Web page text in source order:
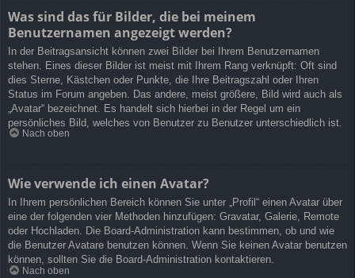
Was sind das für Bilder, die bei meinem
Benutzernamen angezeigt werden?
In der Beitragsansicht können zwei Bilder bei Ihrem Benutzernamen
stehen. Eines dieser Bilder ist meist mit Ihrem Rang verknüpft: Oft sind
dies Sterne, Kästchen oder Punkte, die Ihre Beitragszahl oder Ihren
Status im Forum angeben. Das andere, meist größere, Bild wird auch als
„Avatar“ bezeichnet. Es handelt sich hierbei in der Regel um ein
persönliches Bild, welches von Benutzer zu Benutzer unterschiedlich ist.
Nach oben
Wie verwende ich einen Avatar?
In Ihrem persönlichen Bereich können Sie unter „Profil“ einen Avatar über
eine der folgenden vier Methoden hinzufügen: Gravatar, Galerie, Remote
oder Hochladen. Die Board-Administration kann bestimmen, ob und wie
die Benutzer Avatare benutzen können. Wenn Sie keinen Avatar benutzen
können, sollten Sie die Board-Administration kontaktieren.
Nach oben